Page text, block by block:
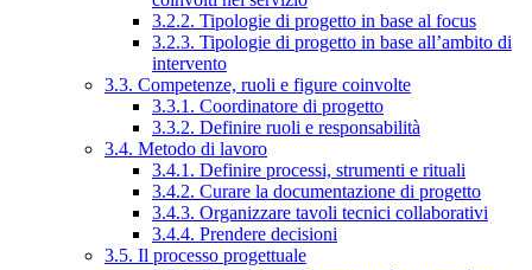
3.2.2. Tipologie di progetto in base al focus
3.2.3. Tipologie di progetto in base all’ambito di
intervento
3.3. Competenze, ruoli e figure coinvolte
3.3.1. Coordinatore di progetto
3.3.2. Definire ruoli e responsabilità
3.4. Metodo di lavoro
3.4.1. Definire processi, strumenti e rituali
3.4.2. Curare la documentazione di progetto
3.4.3. Organizzare tavoli tecnici collaborativi
3.4.4. Prendere decisioni
3.5. Il processo progettuale